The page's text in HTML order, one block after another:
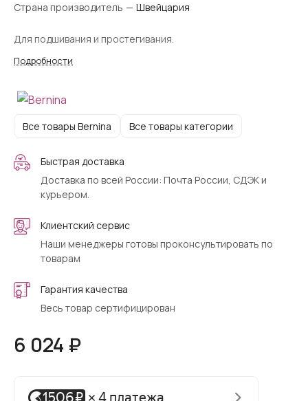
Страна производитель — Швейцария
Для подшивания и простегивания.
Подробности
Все товары Bernina Все товары категории
Быстрая доставка
Доставка по всей России: Почта России, СДЭК и
курьером.
Клиентский сервис
Наши менеджеры готовы проконсультировать по
товарам
Гарантия качества
Весь товар сертифицирован
6 024 ₽